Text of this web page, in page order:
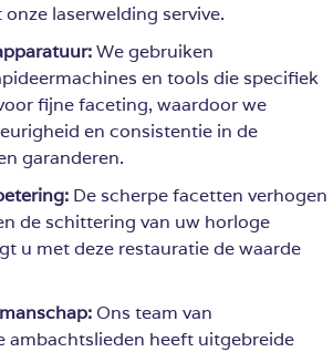
laserwelding servive.
We gebruiken
en tools die specifiek
fijne faceting, waardoor we
en consistentie in de
garanderen.
De scherpe facetten verhogen
de schittering van uw horloge
u met deze restauratie de waarde
Ons team van
ambachtslieden heeft uitgebreide